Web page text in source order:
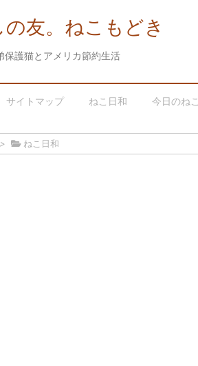
の友。ねこもどき
保護猫とアメリカ節約生活
サイトマップ ねこ日和 今日のねこ
> ねこ日和